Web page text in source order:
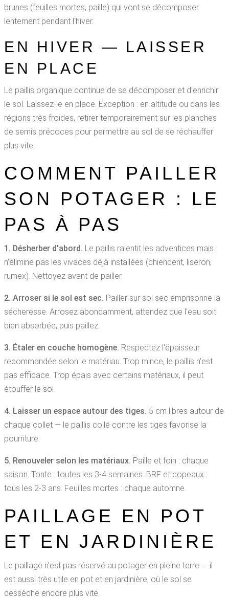
brunes (feuilles mortes, paille) qui vont se décomposer
lentement pendant l'hiver.
EN HIVER — LAISSER
EN PLACE
Le paillis organique continue de se décomposer et d'enrichir
le sol. Laissez-le en place. Exception : en altitude ou dans les
régions très froides, retirer temporairement sur les planches
de semis précoces pour permettre au sol de se réchauffer
plus vite.
COMMENT PAILLER
SON POTAGER : LE
PAS À PAS
1. Désherber d'abord. Le paillis ralentit les adventices mais
n'élimine pas les vivaces déjà installées (chiendent, liseron,
rumex). Nettoyez avant de pailler.
2. Arroser si le sol est sec. Pailler sur sol sec emprisonne la
sécheresse. Arrosez abondamment, attendez que l'eau soit
bien absorbée, puis paillez.
3. Étaler en couche homogène. Respectez l'épaisseur
recommandée selon le matériau. Trop mince, le paillis n'est
pas efficace. Trop épais avec certains matériaux, il peut
étouffer le sol.
4. Laisser un espace autour des tiges. 5 cm libres autour de
chaque collet — le paillis collé contre les tiges favorise la
pourriture.
5. Renouveler selon les matériaux. Paille et foin : chaque
saison. Tonte : toutes les 3-4 semaines. BRF et copeaux :
tous les 2-3 ans. Feuilles mortes : chaque automne.
PAILLAGE EN POT
ET EN JARDINIÈRE
Le paillage n'est pas réservé au potager en pleine terre — il
est aussi très utile en pot et en jardinière, où le sol se
dessèche encore plus vite.